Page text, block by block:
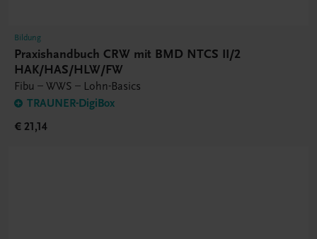
Bildung
Praxishandbuch CRW mit BMD NTCS II/2
HAK/HAS/HLW/FW
Fibu – WWS – Lohn-Basics
TRAUNER-DigiBox
€ 21,14